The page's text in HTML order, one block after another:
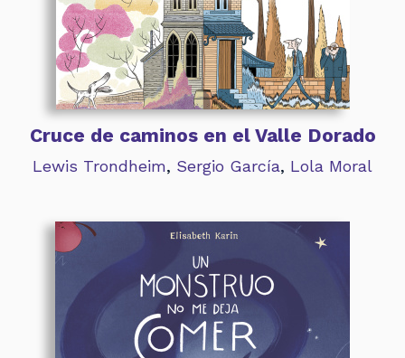
Cruce de caminos en el Valle Dorado
Lewis Trondheim, Sergio García, Lola Moral